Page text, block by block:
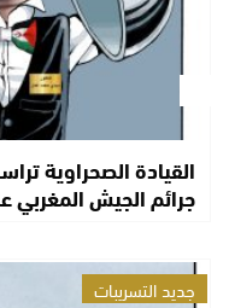
القيادة الصحراوية
جرائم الجيش
جديد التسريبات